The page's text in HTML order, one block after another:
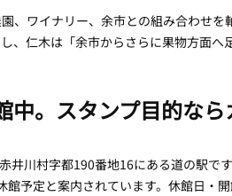
、ワイナリー、余市との組み合わせ
、仁木は「余市からさらに果物方面へ
中。スタンプ目的な
井川村字都190番地16にある道の駅で
予定と案内されています。休館日・